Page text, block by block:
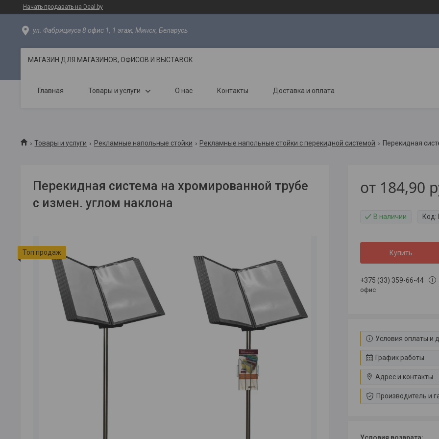
Начать продавать на Deal.by
ул. Фабрициуса 8 офис 1, 1 этаж, Минск, Беларусь
МАГАЗИН ДЛЯ МАГАЗИНОВ, ОФИСОВ И ВЫСТАВОК
Главная Товары и услуги О нас Контакты Доставка и оплата
Товары и услуги Рекламные напольные стойки Рекламные напольные стойки с перекидной системой Перекидная
Перекидная система на хромированной трубе
с измен. углом наклона
Топ продаж
от 184,90
В наличии Код:
Купить
+375 (33) 359-66-44
офис
Условия оплаты и
График работы
Адрес и контакты
Производитель и